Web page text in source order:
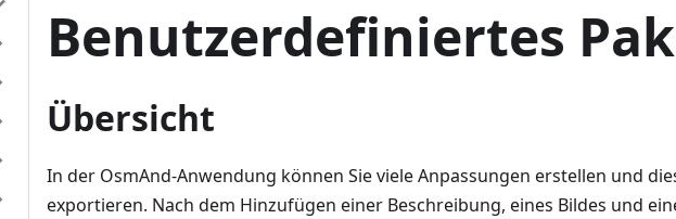
Benutzerdefiniertes
Übersicht
In der OsmAnd-Anwendung können Sie viele Anpassungen erstellen und
exportieren. Nach dem Hinzufügen einer Beschreibung, eines Bildes und